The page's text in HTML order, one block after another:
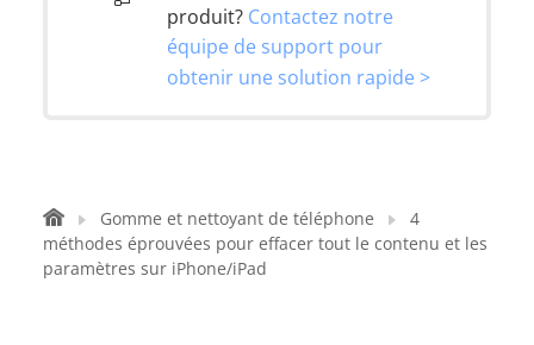
produit? Contactez notre
équipe de support pour
obtenir une solution rapide >
Gomme et nettoyant de téléphone
4
méthodes éprouvées pour effacer tout le contenu et les
paramètres sur iPhone/iPad